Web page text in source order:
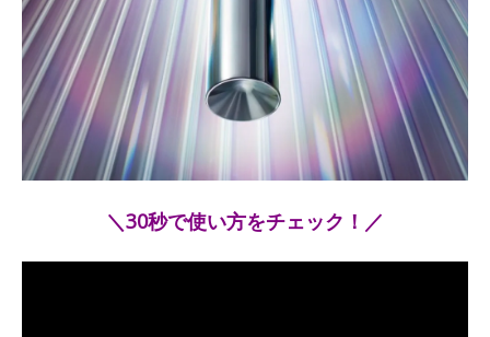
＼30秒で使い方をチェック！／